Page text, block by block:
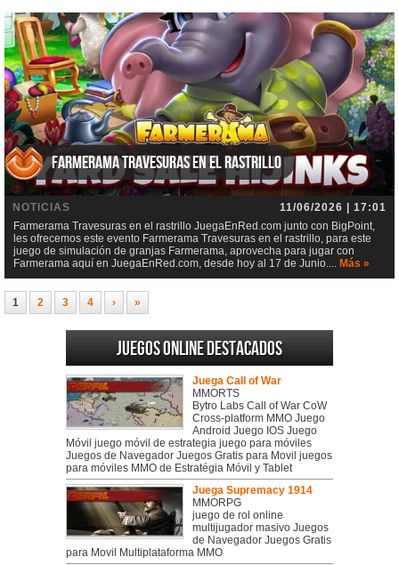
Farmerama Travesuras en el rastrillo
NOTICIAS
11/06/2026 | 17:01
Farmerama Travesuras en el rastrillo JuegaEnRed.com junto con BigPoint,
les ofrecemos este evento Farmerama Travesuras en el rastrillo, para este
juego de simulación de granjas Farmerama, aprovecha para jugar con
Farmerama aquí en JuegaEnRed.com, desde hoy al 17 de Junio.... Más »
1 2 3 4 › »
Juegos online destacados
Juega Call of War
MMORTS
Bytro Labs Call of War CoW
Cross-platform MMO Juego
Android Juego IOS Juego
Móvil juego móvil de estrategia juego para móviles
Juegos de Navegador Juegos Gratis para Movil juegos
para móviles MMO de Estratégia Móvil y Tablet
Juega Supremacy 1914
MMORPG
juego de rol online
multijugador masivo Juegos
de Navegador Juegos Gratis
para Movil Multiplataforma MMO